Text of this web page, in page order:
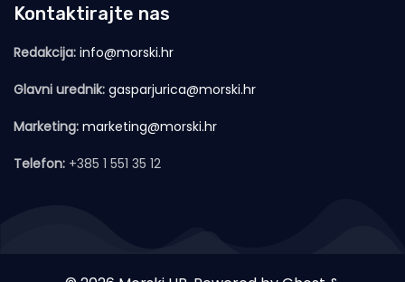
Kontaktirajte nas
Redakcija: info@morski.hr
Glavni urednik: gasparjurica@morski.hr
Marketing: marketing@morski.hr
Telefon: +385 1 551 35 12